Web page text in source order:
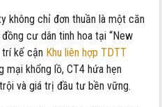
không chỉ đơn thuần là một căn
cư dân tinh hoa tại “New
trí kế cận Khu liên hợp TDTT
mại khổng lồ, CT4 hứa hẹn
và giá trị đầu tư bền vững.